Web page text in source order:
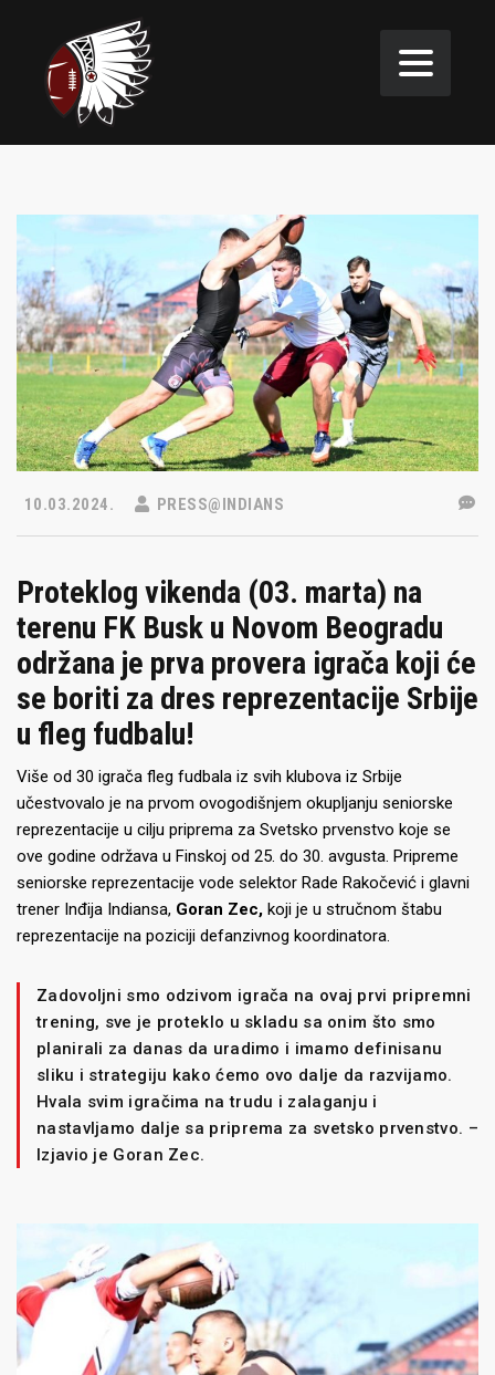
10.03.2024. PRESS@INDIANS
Proteklog vikenda (03. marta) na
terenu FK Busk u Novom Beogradu
održana je prva provera igrača koji će
se boriti za dres reprezentacije Srbije
u fleg fudbalu!
Više od 30 igrača fleg fudbala iz svih klubova iz Srbije
učestvovalo je na prvom ovogodišnjem okupljanju seniorske
reprezentacije u cilju priprema za Svetsko prvenstvo koje se
ove godine održava u Finskoj od 25. do 30. avgusta. Pripreme
seniorske reprezentacije vode selektor Rade Rakočević i glavni
trener Inđija Indiansa, Goran Zec, koji je u stručnom štabu
reprezentacije na poziciji defanzivnog koordinatora.
Zadovoljni smo odzivom igrača na ovaj prvi pripremni
trening, sve je proteklo u skladu sa onim što smo
planirali za danas da uradimo i imamo definisanu
sliku i strategiju kako ćemo ovo dalje da razvijamo.
Hvala svim igračima na trudu i zalaganju i
nastavljamo dalje sa priprema za svetsko prvenstvo. –
Izjavio je Goran Zec.